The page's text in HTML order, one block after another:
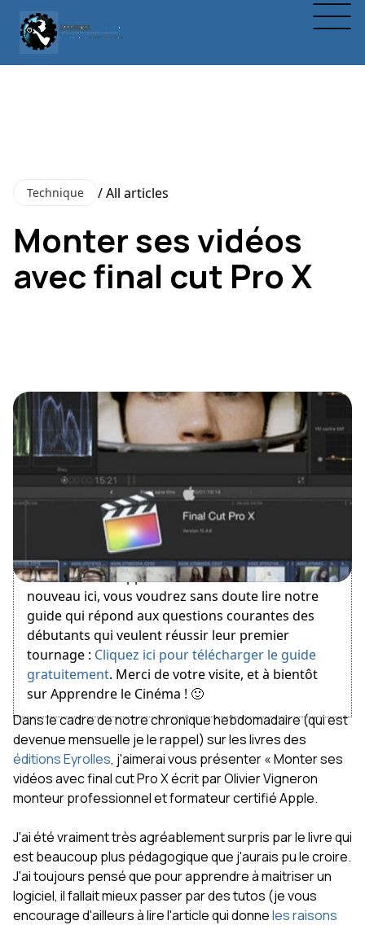
Technique / All articles
Monter ses vidéos
avec final cut Pro X
August 12, 2013
Bienvenue sur Apprendre le Cinéma ! Si vous êtes
nouveau ici, vous voudrez sans doute lire notre
guide qui répond aux questions courantes des
débutants qui veulent réussir leur premier
tournage : Cliquez ici pour télécharger le guide
gratuitement. Merci de votre visite, et à bientôt
sur Apprendre le Cinéma ! 🙂
Dans le cadre de notre chronique hebdomadaire (qui est
devenue mensuelle je le rappel) sur les livres des
éditions Eyrolles, j'aimerai vous présenter « Monter ses
vidéos avec final cut Pro X écrit par Olivier Vigneron
monteur professionnel et formateur certifié Apple.
J'ai été vraiment très agréablement surpris par le livre qui
est beaucoup plus pédagogique que j'aurais pu le croire.
J'ai toujours pensé que pour apprendre à maitriser un
logiciel, il fallait mieux passer par des tutos (je vous
encourage d'ailleurs à lire l'article qui donneles raisons